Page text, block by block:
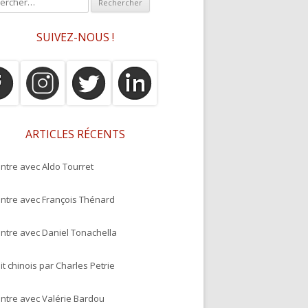
SUIVEZ-NOUS !
ARTICLES RÉCENTS
avec Aldo Tourret
avec François Thénard
avec Daniel Tonachella
chinois par Charles Petrie
avec Valérie Bardou